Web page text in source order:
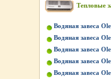
Тепловые
Водяная завеса
Водяная завеса
Водяная завеса
Водяная завеса
Водяная завеса